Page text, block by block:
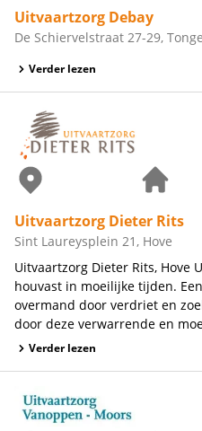
Uitvaartzorg Debay
De Schiervelstraat 27-29,
Verder lezen
Uitvaartzorg Dieter Rits
Sint Laureysplein 21, Hove
Uitvaartzorg Dieter Rits, Hove
houvast in moeilijke tijden.
overmand door verdriet en
door deze verwarrende en
Verder lezen